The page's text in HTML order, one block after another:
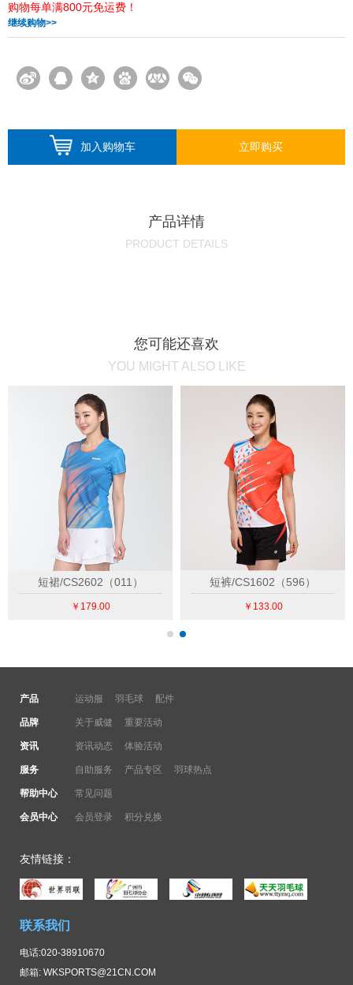
购物每单满800元免运费！
继续购物>>
加入购物车 立即购买
产品详情
PRODUCT DETAILS
您可能还喜欢
YOU MIGHT ALSO LIKE
短裙/CS2602（011）
￥179.00
短裤/CS1602（596）
￥133.00
产品 运动服 羽毛球 配件
品牌 关于威健 重要活动
资讯 资讯动态 体验活动
服务 自助服务 产品专区 羽球热点
帮助中心 常见问题
会员中心 会员登录 积分兑换
友情链接：
联系我们
电话:020-38910670
邮箱: WKSPORTS@21CN.COM